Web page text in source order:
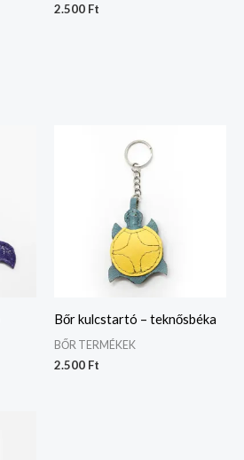
2.500 Ft
Bőr kulcstartó – teknősbéka
BŐR TERMÉKEK
2.500 Ft